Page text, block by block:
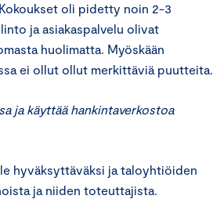
oli pidetty noin 2-3
ja asiakaspalvelu olivat
huolimatta. Myöskään
ei ollut ollut merkittäviä puutteita.
ja käyttää hankintaverkostoa
hyväksyttäväksi ja taloyhtiöiden
ja niiden toteuttajista.